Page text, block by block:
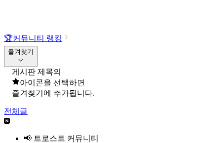
🏆커뮤니티 랭킹
즐겨찾기
게시판 제목의
아이콘을 선택하면
즐겨찾기에 추가됩니다.
전체글
📢 트로스트 커뮤니티